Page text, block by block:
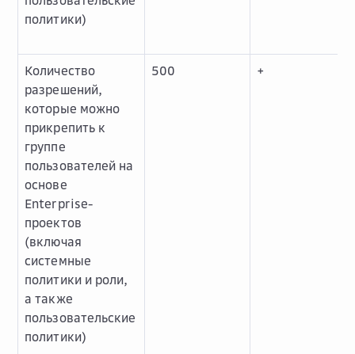
политики)
Количество
разрешений,
которые можно
прикрепить к
группе
пользователей на
основе
Enterprise-
проектов
(включая
системные
политики и роли,
а также
пользовательские
политики)
500 +